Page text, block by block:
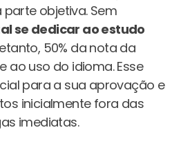
objetiva. Sem
se dedicar ao estudo
50% da nota da
ao uso do idioma. Esse
para a sua aprovação e
inicialmente fora das
imediatas.